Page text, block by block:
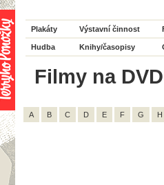
Plakáty Výstavní činnost
Hudba Knihy/časopisy
Filmy na
A B C D E F G H